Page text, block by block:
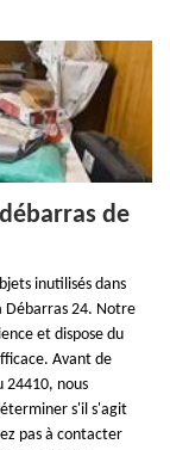
de
inutilisés dans
Débarras 24. Notre
et dispose du
Avant de
24410, nous
s'il s'agit
pas à contacter